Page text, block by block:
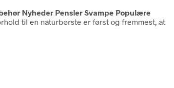
Nyheder Pensler Svampe Populære
til en naturbørste er først og fremmest, at